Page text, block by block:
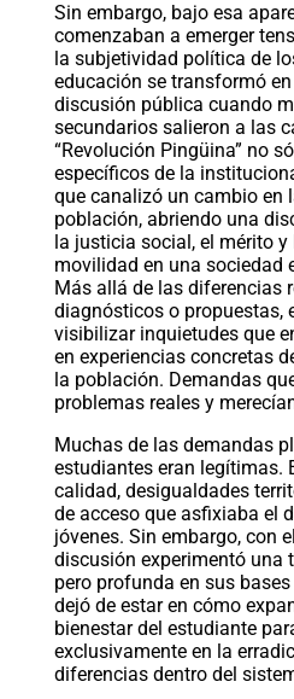
Sin embargo, bajo esa
comenzaban a emerger
la subjetividad política de
educación se transformó
discusión pública cuando
secundarios salieron a las
“Revolución Pingüina” no
específicos de la
que canalizó un cambio en
población, abriendo una
la justicia social, el mérito
movilidad en una sociedad
Más allá de las diferencias
diagnósticos o propuestas,
visibilizar inquietudes que
en experiencias concretas
la población. Demandas
problemas reales y
Muchas de las demandas
estudiantes eran legítimas.
calidad, desigualdades
de acceso que asfixiaba el
jóvenes. Sin embargo, con
discusión experimentó una
pero profunda en sus
dejó de estar en cómo
bienestar del estudiante
exclusivamente en la
diferencias dentro del